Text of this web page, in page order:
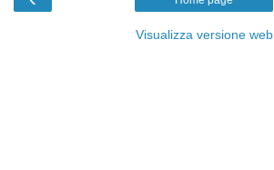
Visualizza versione web